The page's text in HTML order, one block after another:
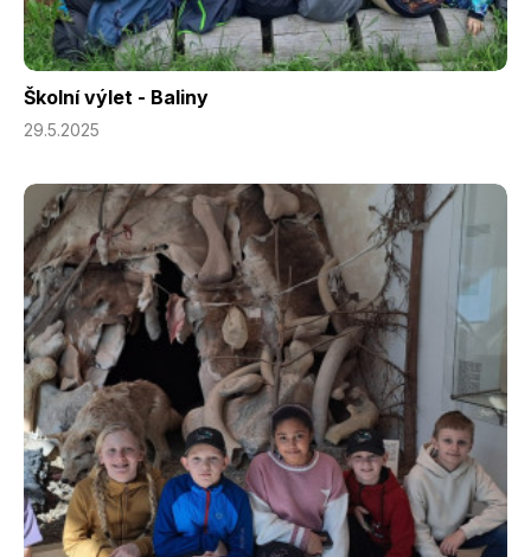
Školní výlet - Baliny
29.5.2025